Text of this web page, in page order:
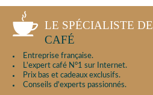
LE SPÉCIALISTE DE
CAFÉ
Entreprise française.
L'expert café N°1 sur Internet.
Prix bas et cadeaux exclusifs.
Conseils d'experts passionnés.